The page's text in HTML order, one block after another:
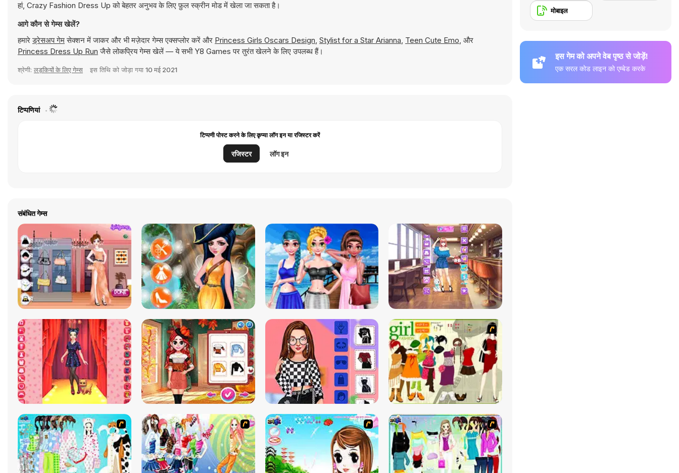
हां, Crazy Fashion Dress Up को बेहतर अनुभव के लिए फ़ुल स्क्रीन मोड में खेला जा सकता है।
आगे कौन से गेम्स खेलें?
हमारेड्रेसअप गेमसेक्शन में जाकर और भी मज़ेदार गेम्स एक्सप्लोर करें और Princess Girls Oscars Design, Stylist for a Star Arianna, Teen Cute Emo, और
Princess Dress Up Run जैसे लोकप्रिय गेम्स खेलें — ये सभी Y8 Games पर तुरंत खेलने के लिए उपलब्ध हैं।
श्रेणी: लड़कियों के लिए गेम्स इस तिथि को जोड़ा गया 10 मई 2021
टिप्पणियां
टिप्पणी पोस्ट करने के लिए कृप्या लॉग इन या रजिस्टर करें
रजिस्टर लॉग इन
संबंधित गेम्स
मोबाइल
इस गेम को अपने वेब पृष्ठ से जोड़ें!
एक सरल कोड लाइन को एम्बेड करके